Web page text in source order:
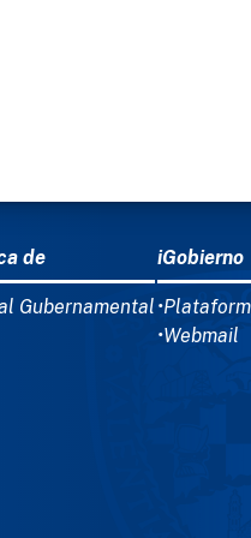
de
Gubernamental
iGobierno
•Webmail